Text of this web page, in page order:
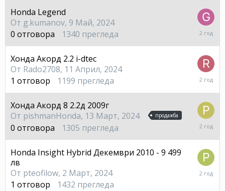
Honda Legend
От g.kumanov, 9 Май, 2024
0 отговора 1340 прегледа
9
Май,
2024
Хонда Акорд 2.2 i-dtec
От Rado2708, 11 Април, 2024
1 отговор 1199 прегледа
12
Април,
2024
Хонда Акорд 8 2.2д 2009г
От pishmanHonda, 13 Март, 2024 продажба
0 отговора 1305 прегледа
13
Март,
2024
Honda Insight Hybrid Декември 2010 - 9 499
лв
От pteofilow, 2 Март, 2024
1 отговор 1432 прегледа
3
Март,